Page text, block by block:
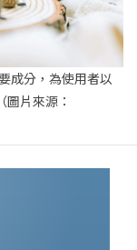
成分，為使用者以
片來源：